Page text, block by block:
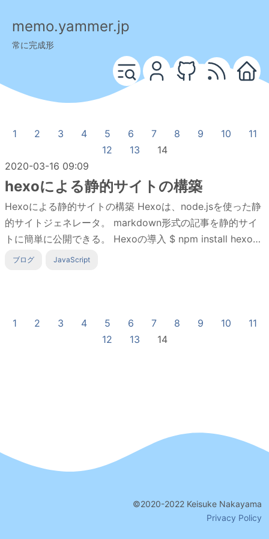
memo.yammer.jp
常に完成形
1 2 3 4 5 6 7 8 9 10
11
12
13
14
2020-03-16 09:09
hexoによる静的サイトの構築
Hexoによる静的サイトの構築 Hexoは、node.jsを使った静
的サイトジェネレータ。 markdown形式の記事を静的サイ
トに簡単に公開できる。 Hexoの導入 $ npm install hexo-
cli $ npx hexo init ../memo.yammer.jp $ cd
_config.ymlが一例。 テーマの導入 Hexoはサードパーティ
で公開された様々なテー
ブログ JavaScript
1 2 3 4 5 6 7 8 9 10
11
12
13 14
©2020-2022 Keisuke Nakayama
Privacy Policy